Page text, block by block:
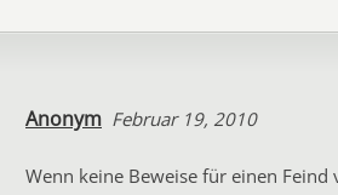
Anonym Februar 19, 2010
Wenn keine Beweise für einen